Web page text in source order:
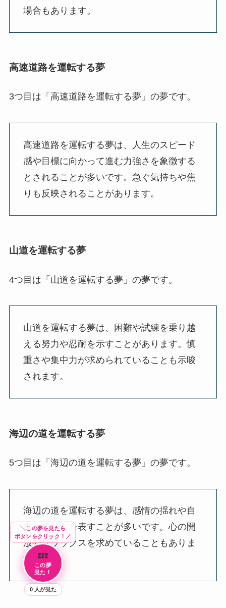
場合もあります。
高速道路を運転する夢
3つ目は「高速道路を運転する夢」の夢です。
高速道路を運転する夢は、人生のスピード
感や目標に向かって進む力強さを象徴する
とされることが多いです。急ぐ気持ちや焦
りも反映されることがあります。
山道を運転する夢
4つ目は「山道を運転する夢」の夢です。
山道を運転する夢は、困難や試練を乗り越
える努力や忍耐を示すことがあります。慎
重さや集中力が求められていることも示唆
されます。
海辺の道を運転する夢
5つ目は「海辺の道を運転する夢」の夢です。
海辺の道を運転する夢は、感情の揺れや自
由な気持ちを表すことが多いです。心の開
放やリラックスを求めていることもありま
す。
╲この夢を見たら
ボタンをクリック！／
💤
この夢
見た！
0人が見た